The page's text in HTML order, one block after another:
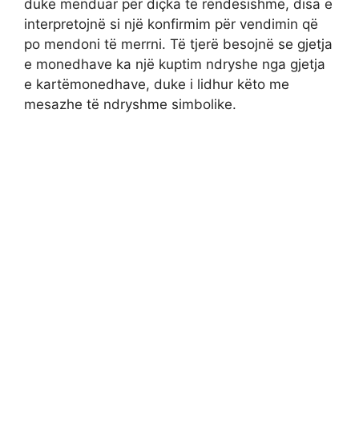
duke menduar për diçka të rëndësishme, disa e
interpretojnë si një konfirmim për vendimin që
po mendoni të merrni. Të tjerë besojnë se gjetja
e monedhave ka një kuptim ndryshe nga gjetja
e kartëmonedhave, duke i lidhur këto me
mesazhe të ndryshme simbolike.